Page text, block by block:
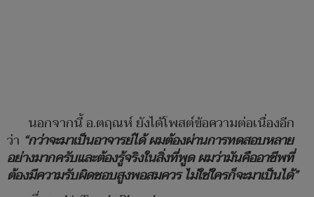
นอกจากนี้ อ.ตฤณห์ ยังได้โพสต์ข้อความต่อเนื่องอีก
ว่า “กว่าจะมาเป็นอาจารย์ได้ ผมต้องผ่านการทดสอบหลาย
อย่างมากครับและต้องรู้จริงในสิ่งที่พูด ผมว่ามันคืออาชีพที่
ต้องมีความรับผิดชอบสูงพอสมควร ไม่ใช่ใครก็จะมาเป็นได้”